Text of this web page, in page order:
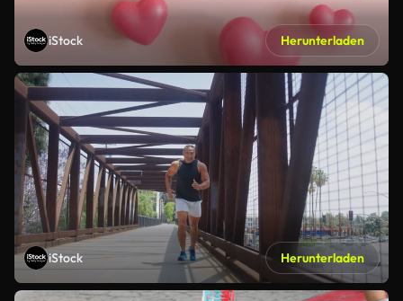
iStock Herunterladen
iStock Herunterladen